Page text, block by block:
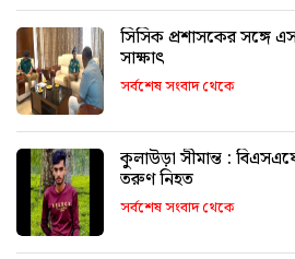
সিসিক প্রশাসকের সঙ্গে
সাক্ষাৎ
সর্বশেষ সংবাদ থেকে
কুলাউড়া সীমান্ত :
তরুণ নিহত
সর্বশেষ সংবাদ থেকে